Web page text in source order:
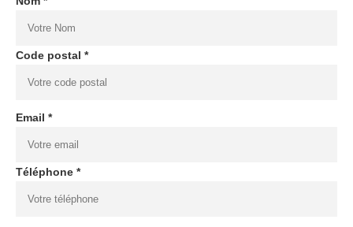
Code postal *
Email *
Téléphone *